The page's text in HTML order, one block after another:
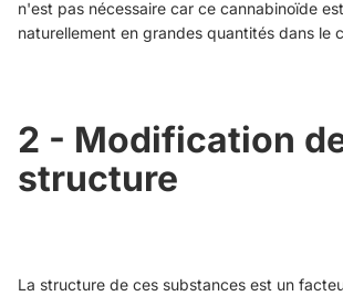
n'est pas nécessaire car ce cannabinoïde
naturellement en grandes quantités dans le
2 - Modification
structure
La structure de ces substances est un